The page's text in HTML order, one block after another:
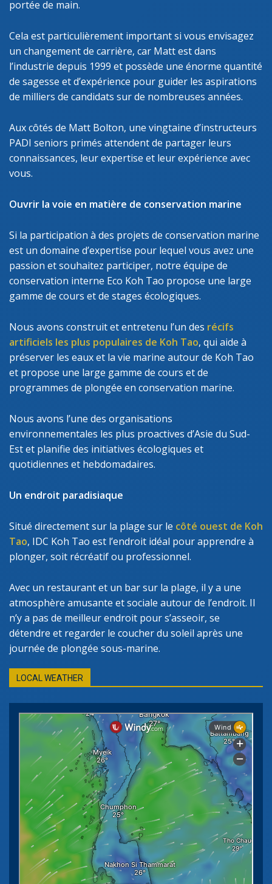
portée de main.
Cela est particulièrement important si vous envisagez
un changement de carrière, car Matt est dans
l’industrie depuis 1999 et possède une énorme quantité
de sagesse et d’expérience pour guider les aspirations
de milliers de candidats sur de nombreuses années.
Aux côtés de Matt Bolton, une vingtaine d’instructeurs
PADI seniors primés attendent de partager leurs
connaissances, leur expertise et leur expérience avec
vous.
Ouvrir la voie en matière de conservation marine
Si la participation à des projets de conservation marine
est un domaine d’expertise pour lequel vous avez une
passion et souhaitez participer, notre équipe de
conservation interne Eco Koh Tao propose une large
gamme de cours et de stages écologiques.
Nous avons construit et entretenu l’un des récifs
artificiels les plus populaires de Koh Tao, qui aide à
préserver les eaux et la vie marine autour de Koh Tao
et propose une large gamme de cours et de
programmes de plongée en conservation marine.
Nous avons l’une des organisations
environnementales les plus proactives d’Asie du Sud-
Est et planifie des initiatives écologiques et
quotidiennes et hebdomadaires.
Un endroit paradisiaque
Situé directement sur la plage sur le côté ouest de Koh
Tao, IDC Koh Tao est l’endroit idéal pour apprendre à
plonger, soit récréatif ou professionnel.
Avec un restaurant et un bar sur la plage, il y a une
atmosphère amusante et sociale autour de l’endroit. Il
n’y a pas de meilleur endroit pour s’asseoir, se
détendre et regarder le coucher du soleil après une
journée de plongée sous-marine.
LOCAL WEATHER